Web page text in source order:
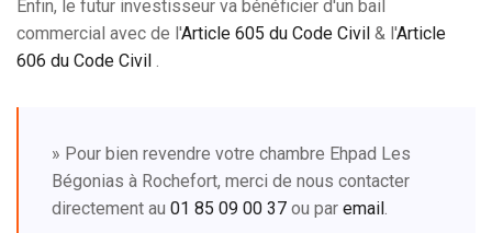
Enfin, le futur investisseur va bénéficier d'un bail
commercial avec de l'Article 605 du Code Civil & l'Article
606 du Code Civil
» Pour bien revendre votre chambre Ehpad Les
Bégonias à Rochefort, merci de nous contacter
directement au 01 85 09 00 37 ou par email